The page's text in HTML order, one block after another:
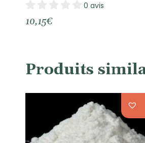
0 avis
10,15€
Produits